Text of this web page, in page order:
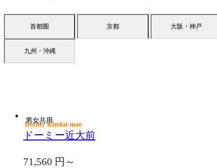
首都圏 京都 大阪・神戸
九州・沖縄
男女共用
Dormy Kindai-mae
ドーミー近大前
71,560 円～